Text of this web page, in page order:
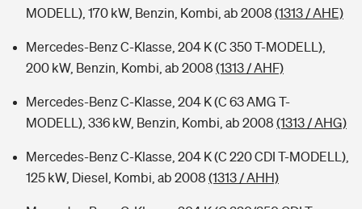
MODELL), 170 kW, Benzin, Kombi, ab 2008 (1313 / AHE)
Mercedes-Benz C-Klasse, 204 K (C 350 T-MODELL),
200 kW, Benzin, Kombi, ab 2008 (1313 / AHF)
Mercedes-Benz C-Klasse, 204 K (C 63 AMG T-
MODELL), 336 kW, Benzin, Kombi, ab 2008 (1313 / AHG)
Mercedes-Benz C-Klasse, 204 K (C 220 CDI T-MODELL),
125 kW, Diesel, Kombi, ab 2008 (1313 / AHH)